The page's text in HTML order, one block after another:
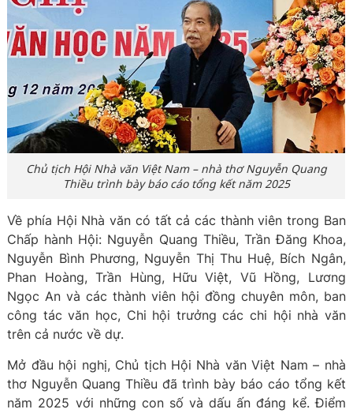
Chủ tịch Hội Nhà văn Việt Nam – nhà thơ Nguyễn Quang
Thiều trình bày báo cáo tổng kết năm 2025
Về phía Hội Nhà văn có tất cả các thành viên trong Ban
Chấp hành Hội: Nguyễn Quang Thiều, Trần Đăng Khoa,
Nguyễn Bình Phương, Nguyễn Thị Thu Huệ, Bích Ngân,
Phan Hoàng, Trần Hùng, Hữu Việt, Vũ Hồng, Lương
Ngọc An và các thành viên hội đồng chuyên môn, ban
công tác văn học, Chi hội trưởng các chi hội nhà văn
trên cả nước về dự.
Mở đầu hội nghị, Chủ tịch Hội Nhà văn Việt Nam – nhà
thơ Nguyễn Quang Thiều đã trình bày báo cáo tổng kết
năm 2025 với những con số và dấu ấn đáng kể. Điểm